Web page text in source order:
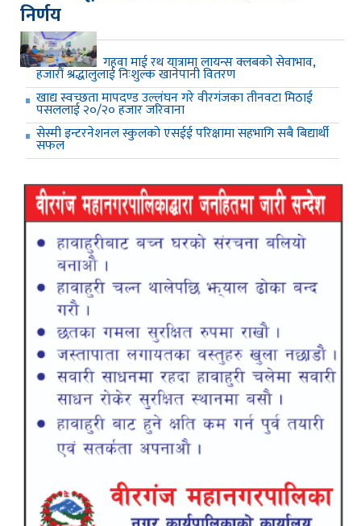
निर्णय
गहवा माई रथ यात्रामा लायन्स क्लबको सेवाभाव,
हजारौं श्रद्धालुलाई निःशुल्क खानेपानी वितरण
खाद्य स्वच्छता मापदण्ड उल्लंघन गरे वीरगंजका तीनवटा मिठाई
पसललाई २०/२० हजार जरिवाना
सेस्मी इन्टरनेशनल स्कुलको एसईई परिक्षामा सहभागि सबै बिद्यार्थी
सफल